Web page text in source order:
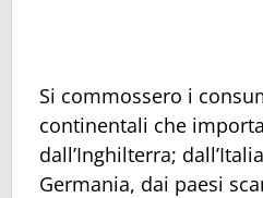
Si commossero i
continentali che
dall’Inghilterra;
Germania, dai paesi